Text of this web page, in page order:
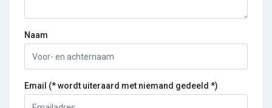
Naam
Email (* wordt uiteraard met niemand gedeeld *)